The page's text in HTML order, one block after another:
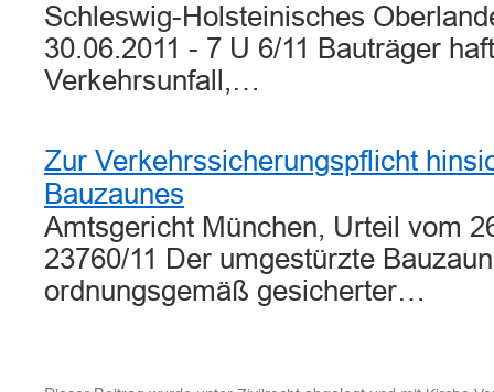
Schleswig-Holsteinisches
30.06.2011 - 7 U 6/11 Bauträger
Verkehrsunfall,…
Zur Verkehrssicherungspflicht
Bauzaunes
Amtsgericht München, Urteil vom
23760/11 Der umgestürzte
ordnungsgemäß gesicherter…